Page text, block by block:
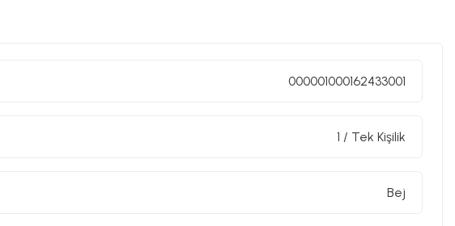
000001000162433001
1 / Tek Kişilik
Bej